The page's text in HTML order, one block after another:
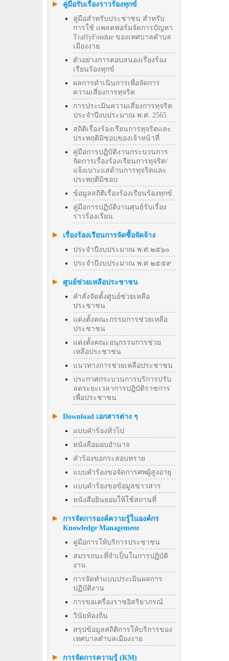
คู่มือรับเรื่องราวร้องทุกข์
คู่มือสำหรับประชาชน สำหรับ
การใช้ แพลตฟอร์มจัดการปัญหา
TraffyFondue ของเทศบาลตำบล
เมืองงาย
ตัวอย่างการตอบสนองเรื่องร้อง
เรียนร้องทุกข์
ผลการดำเนินการเพื่อจัดการ
ความเสี่ยงการทุจริต
การประเมินความเสี่ยงการทุจริต
ประจำปีงบประมาณ พ.ศ. 2565
สถิติเรื่องร้องเรียนการทุจริตและ
ประพฤติมิชอบของเจ้าหน้าที่
คู่มือการปฏิบัติงานกระบวนการ
จัดการเรื่องร้องเรียนการทุจริต/
แจ้งเบาะแสด้านการทุจริตและ
ประพฤติมิชอบ
ข้อมูลสถิติเรื่องร้องเรียนร้องทุกข์
คู่มือการปฏิบัติงานศุนย์รับเรื่อง
ราวร้องเรียน
เรื่องร้องเรียนการจัดซื้อจัดจ้าง
ประจำปีงบประมาณ พ.ศ.๒๕๖๐
ประจำปีงบประมาณ พ.ศ.๒๕๕๙
ศูนย์ช่วยเหลือประชาชน
คำสั่งจัดตั้งศูนย์ช่วยเหลือ
ประชาชน
แต่งตั้งคณะกรรมการช่วยเหลือ
ประชาชน
แต่งตั้งคณะอนุกรรมการช่วย
เหลือประชาชน
แนวทางการช่วยเหลือประชาชน
ประกาศกระบวนการบริการปรับ
ลดระยะเวลาการปฎิบัติราชการ
เพื่อประชาชน
Download เอกสารต่าง ๆ
แบบคำร้องทั่วไป
หนังสือมอบอำนาจ
คำร้องขอกระสอบทราย
แบบคำร้องขอจัดการศพผู้สูงอายุ
แบบคำร้องขอข้อมูลข่าวสาร
หนังสือยินยอมให้ใช้สถานที่
การจัดการองค์ความรู้ในองค์กร
Knowledge Management
คู่มือการให้บริการประชาชน
สมรรถนะที่จำเป็นในการปฏิบัติ
งาน
การจัดทำแบบประเมินผลการ
ปฏิบัติงาน
การขอเครื่องราชอิสริยาภรณ์
วินัยท้องถิ่น
สรุปข้อมูลสถิติการให้บริการของ
เทศบาลตำบลเมืองงาย
การจัดการความรู้ (KM)